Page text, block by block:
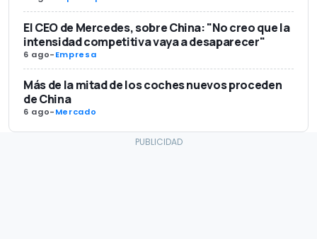
El CEO de Mercedes, sobre China: "No creo que la
intensidad competitiva vaya a desaparecer"
6 ago-Empresa
Más de la mitad de los coches nuevos proceden
de China
6 ago-Mercado